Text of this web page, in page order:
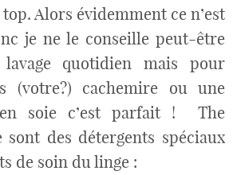
Alors évidemment ce n’est
je ne le conseille peut-être
quotidien mais pour
(votre?) cachemire ou une
soie c’est parfait ! The
sont des détergents spéciaux
de soin du linge :